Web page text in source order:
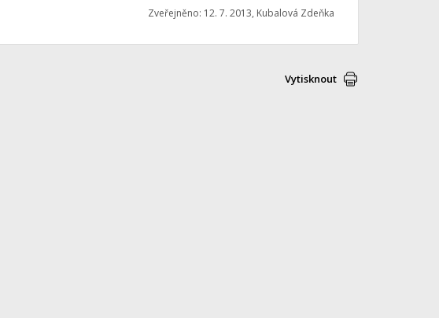
Zveřejněno: 12. 7. 2013, Kubalová Zdeňka
Vytisknout